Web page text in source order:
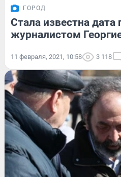
ГОРОД
Стала известна
журналистом
11 февраля, 2021, 10:58 3 118